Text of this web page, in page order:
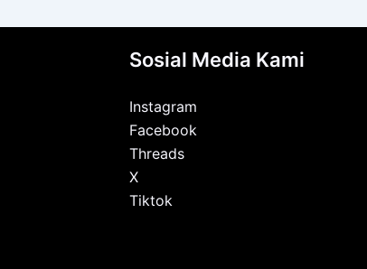
Sosial Media Kami
Instagram
Facebook
Threads
X
Tiktok